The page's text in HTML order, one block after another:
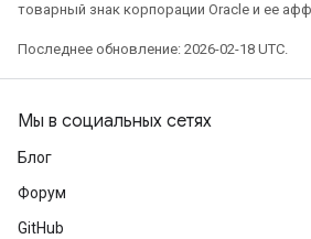
товарный знак корпорации Oracle и ее
Последнее обновление: 2026-02-18 UTC.
Мы в социальных сетях
Блог
Форум
GitHub